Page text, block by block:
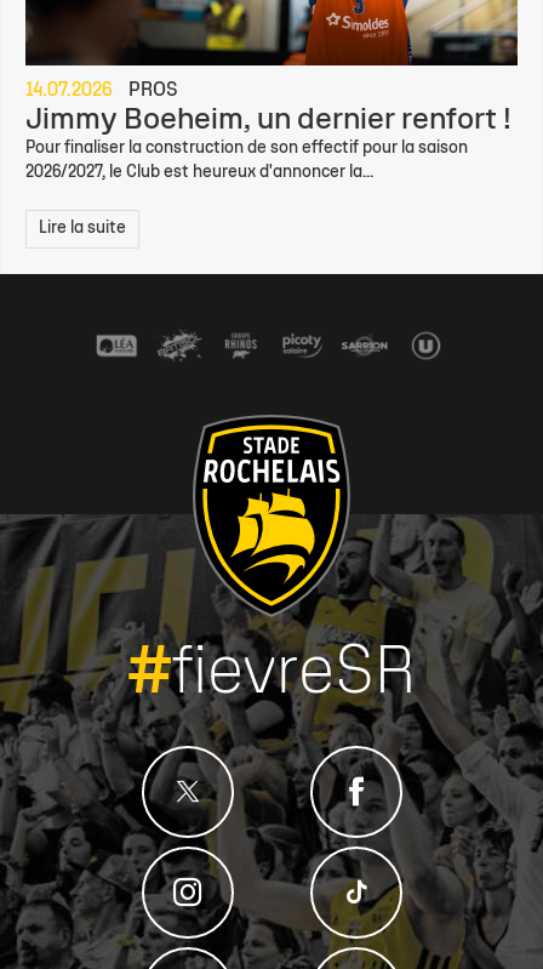
14.07.2026 PROS
Jimmy Boeheim, un dernier renfort !
Pour finaliser la construction de son effectif pour la saison
2026/2027, le Club est heureux d'annoncer la...
Lire la suite
#fievreSR